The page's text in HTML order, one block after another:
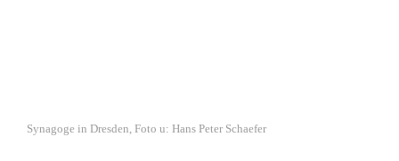
Synagoge in Dresden, Foto u: Hans Peter Schaefer